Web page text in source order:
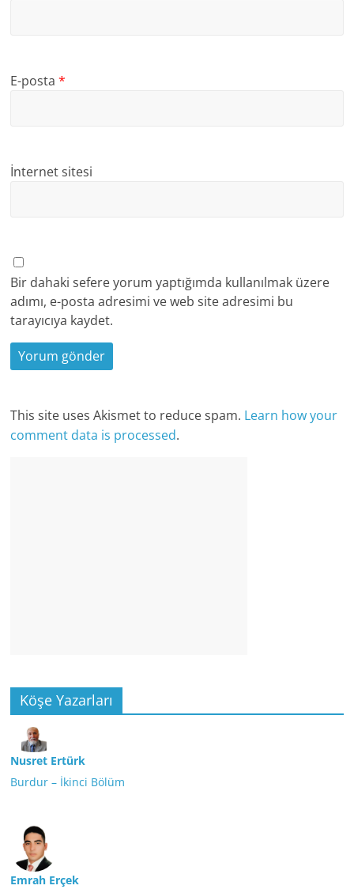
E-posta*
İnternet sitesi
Bir dahaki sefere yorum yaptığımda kullanılmak üzere
adımı, e-posta adresimi ve web site adresimi bu
tarayıcıya kaydet.
This site uses Akismet to reduce spam. Learn how your
comment data is processed.
Köşe Yazarları
Nusret Ertürk
Burdur – İkinci Bölüm
Emrah Erçek